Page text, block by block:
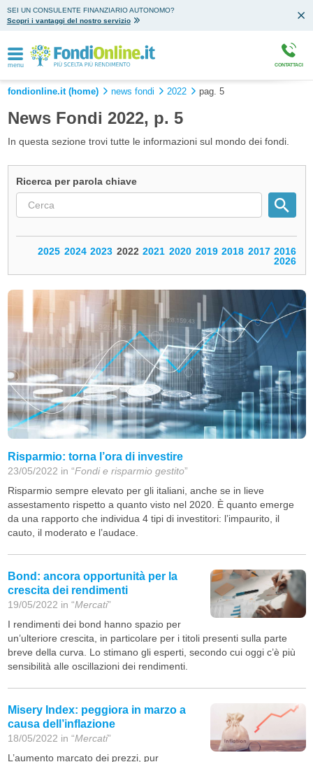
SEI UN CONSULENTE FINANZIARIO AUTONOMO?
Scopri i vantaggi del nostro servizio
menu CONTATTACI
fondionline.it (home) news fondi 2022 pag. 5
News Fondi 2022, p. 5
In questa sezione trovi tutte le informazioni sul mondo dei fondi.
Ricerca per parola chiave
2016
2017
2018
2019
2020
2021
2022
2023
2024
2025
2026
Risparmio: torna l’ora di investire
23/05/2022 in “Fondi e risparmio gestito”
Risparmio sempre elevato per gli italiani, anche se in lieve
assestamento rispetto a quanto visto nel 2020. È quanto emerge
da una rapporto che individua 4 tipi di investitori: l’impaurito, il
cauto, il moderato e l’audace.
Bond: ancora opportunità per la
crescita dei rendimenti
19/05/2022 in “Mercati”
I rendimenti dei bond hanno spazio per
un’ulteriore crescita, in particolare per i titoli presenti sulla parte
breve della curva. Lo stimano gli esperti, secondo cui oggi c’è più
sensibilità alle oscillazioni dei rendimenti.
Misery Index: peggiora in marzo a
causa dell’inflazione
18/05/2022 in “Mercati”
L’aumento marcato dei prezzi, pur